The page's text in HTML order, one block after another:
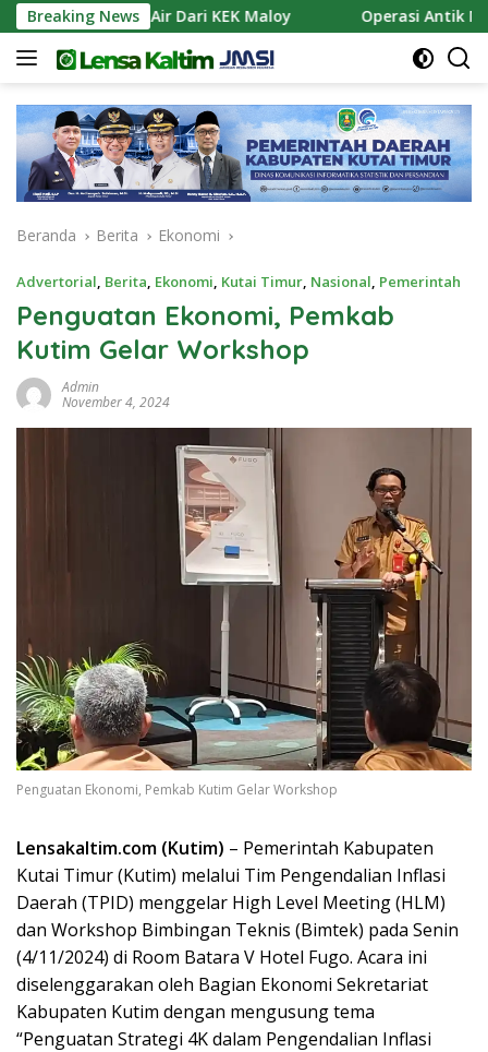
Langsung
ke
konten
Breaking News
Pasokan Air Dari KEK Maloy Operasi Antik
Beranda Berita Ekonomi
Advertorial, Berita, Ekonomi, Kutai Timur, Nasional, Pemerintah
Penguatan Ekonomi, Pemkab
Kutim Gelar Workshop
Admin
November 4, 2024
Penguatan Ekonomi, Pemkab Kutim Gelar Workshop
Lensakaltim.com (Kutim) – Pemerintah Kabupaten
Kutai Timur (Kutim) melalui Tim Pengendalian Inflasi
Daerah (TPID) menggelar High Level Meeting (HLM)
dan Workshop Bimbingan Teknis (Bimtek) pada Senin
(4/11/2024) di Room Batara V Hotel Fugo. Acara ini
diselenggarakan oleh Bagian Ekonomi Sekretariat
Kabupaten Kutim dengan mengusung tema
“Penguatan Strategi 4K dalam Pengendalian Inflasi